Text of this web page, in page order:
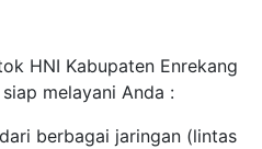
HNI Kabupaten Enrekang
melayani Anda :
dari berbagai jaringan (lintas